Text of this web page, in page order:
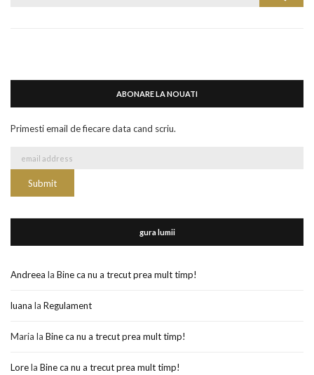
ABONARE LA NOUATI
Primesti email de fiecare data cand scriu.
gura lumii
Andreea la Bine ca nu a trecut prea mult timp!
luana la Regulament
Maria la Bine ca nu a trecut prea mult timp!
Lorela Bine ca nu a trecut prea mult timp!